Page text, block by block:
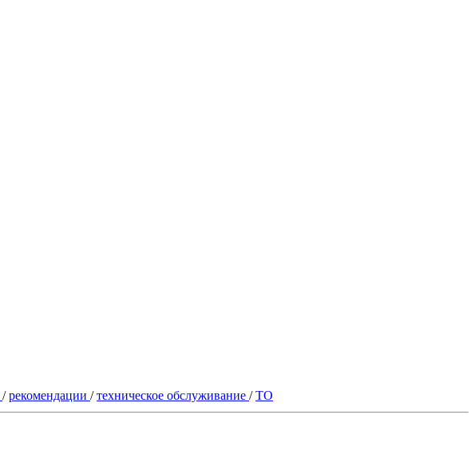
/рекомендации /техническое обслуживание /ТО